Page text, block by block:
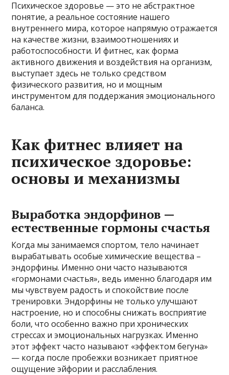
Психическое здоровье — это не абстрактное
понятие, а реальное состояние нашего
внутреннего мира, которое напрямую отражается
на качестве жизни, взаимоотношениях и
работоспособности. И фитнес, как форма
активного движения и воздействия на организм,
выступает здесь не только средством
физического развития, но и мощным
инструментом для поддержания эмоционального
баланса.
Как фитнес влияет на
психическое здоровье:
основы и механизмы
Выработка эндорфинов —
естественные гормоны счастья
Когда мы занимаемся спортом, тело начинает
вырабатывать особые химические вещества –
эндорфины. Именно они часто называются
«гормонами счастья», ведь именно благодаря им
мы чувствуем радость и спокойствие после
тренировки. Эндорфины не только улучшают
настроение, но и способны снижать восприятие
боли, что особенно важно при хронических
стрессах и эмоциональных нагрузках. Именно
этот эффект часто называют «эффектом бегуна»
— когда после пробежки возникает приятное
ощущение эйфории и расслабления.